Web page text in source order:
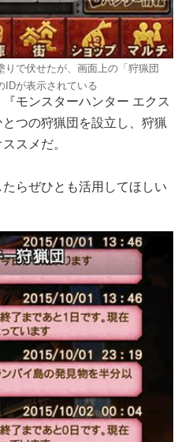
で伏せたが、画面上の「狩猟団
IDが表示されている
モンスターハンター エクス
つの狩猟団を設立し、狩猟
スメだ。
らぜひとも活用してほしい